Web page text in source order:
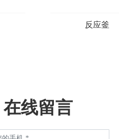
反应釜
在线留言